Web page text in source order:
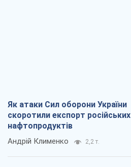
Як атаки Сил оборони України
скоротили експорт російських
нафтопродуктів
Андрій Клименко 2,2 т.